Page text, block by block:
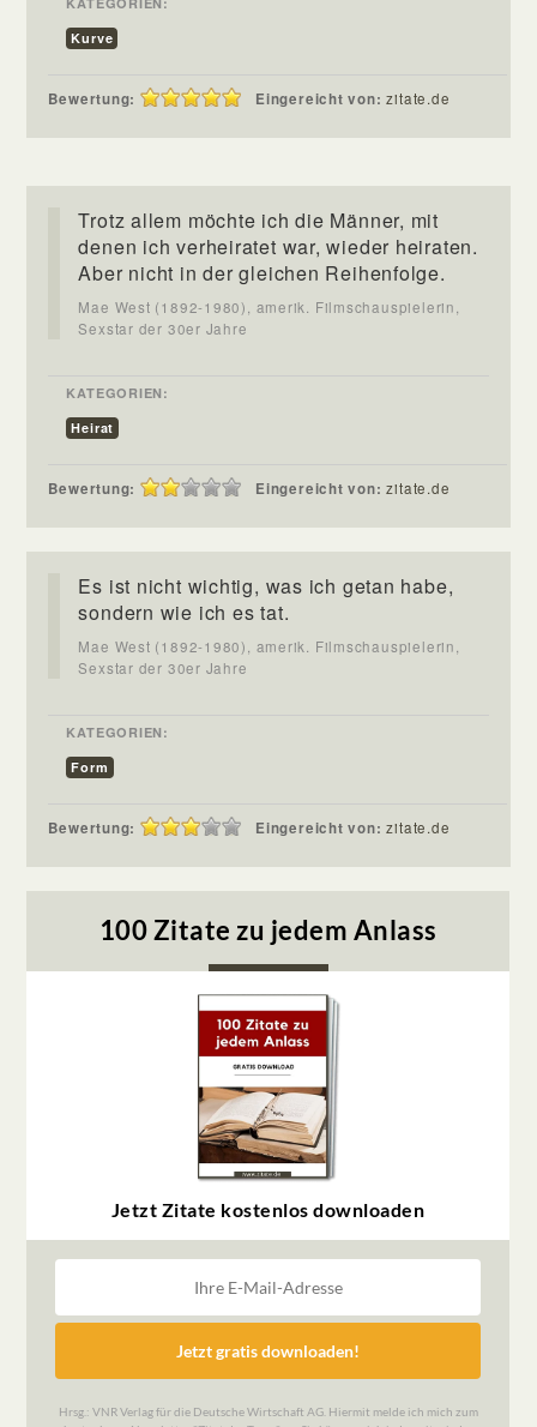
Kurve
Bewertung: Eingereicht von:zitate.de
Trotz allem möchte ich die Männer, mit
denen ich verheiratet war, wieder heiraten.
Aber nicht in der gleichen Reihenfolge.
Mae West (1892-1980), amerik. Filmschauspielerin,
Sexstar der 30er Jahre
KATEGORIEN:
Heirat
Bewertung: Eingereicht von:zitate.de
Es ist nicht wichtig, was ich getan habe,
sondern wie ich es tat.
Mae West (1892-1980), amerik. Filmschauspielerin,
Sexstar der 30er Jahre
KATEGORIEN:
Form
Bewertung: Eingereicht von:zitate.de